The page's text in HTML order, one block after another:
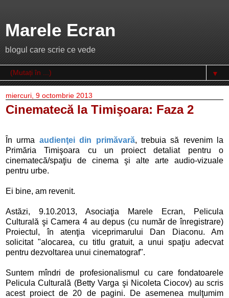
Marele Ecran
blogul care scrie ce vede
▼
miercuri, 9 octombrie 2013
Cinematecă la Timişoara: Faza 2
În urma audienţei din primăvară, trebuia să revenim la
Primăria Timişoara cu un proiect detaliat pentru o
cinematecă/spaţiu de cinema şi alte arte audio-vizuale
pentru urbe.
Ei bine, am revenit.
Astăzi, 9.10.2013, Asociaţia Marele Ecran, Pelicula
Culturală şi Camera 4 au depus (cu număr de înregistrare)
Proiectul, în atenţia viceprimarului Dan Diaconu. Am
solicitat "alocarea, cu titlu gratuit, a unui spaţiu adecvat
pentru dezvoltarea unui cinematograf".
Suntem mîndri de profesionalismul cu care fondatoarele
Pelicula Culturală (Betty Varga şi Nicoleta Ciocov) au scris
acest proiect de 20 de pagini. De asemenea mulţumim